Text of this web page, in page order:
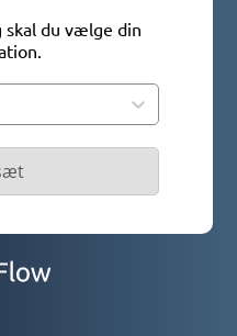
skal du vælge din